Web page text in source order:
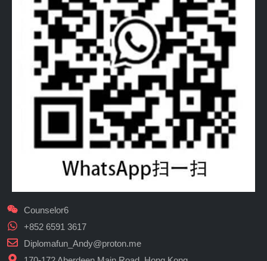
Counselor6
+852 6591 3617
Diplomafun_Andy@proton.me